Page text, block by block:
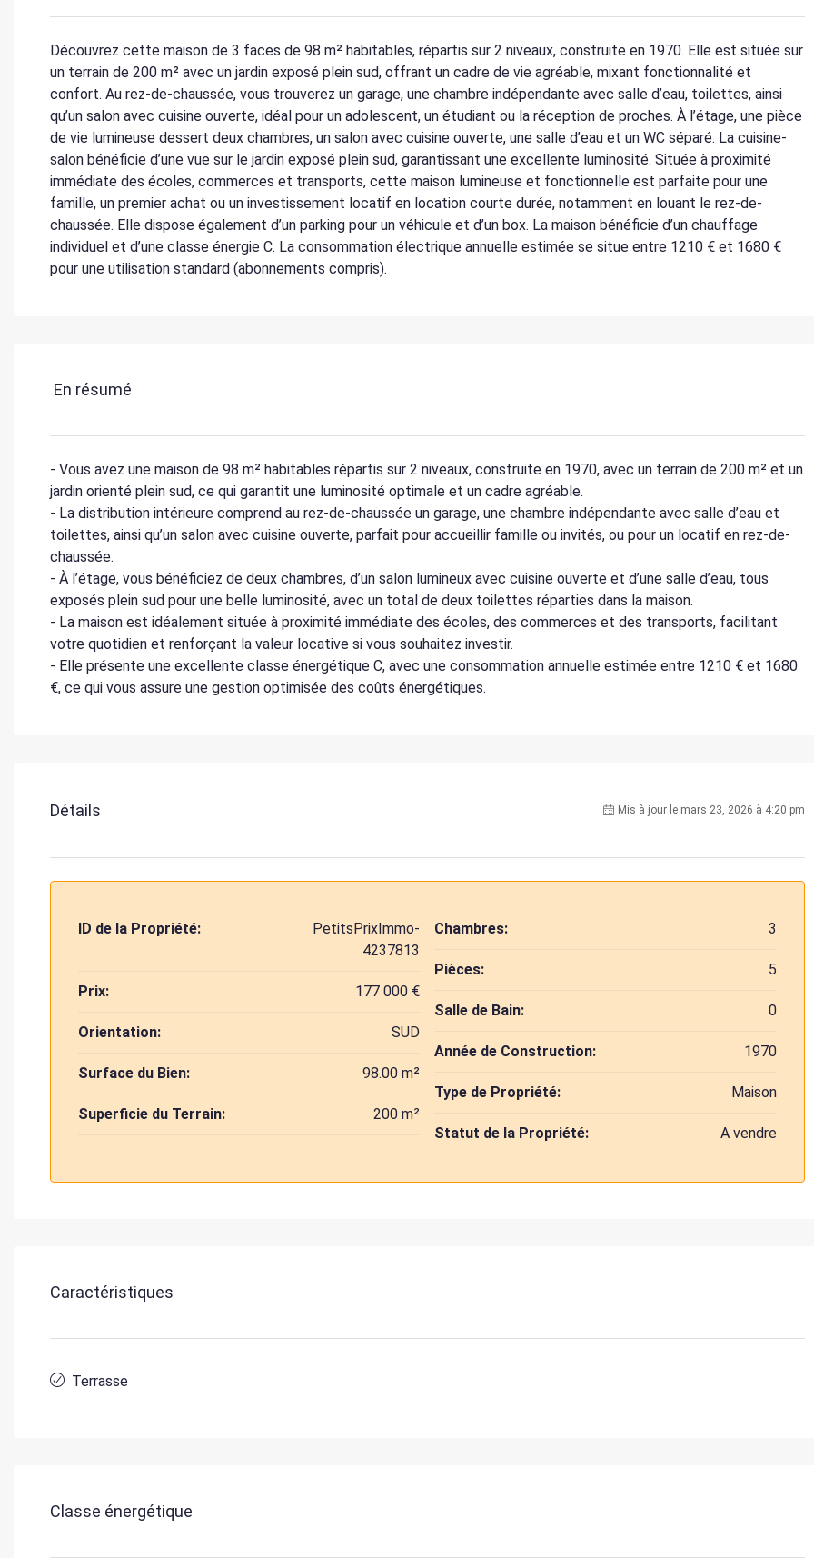
Découvrez cette maison de 3 faces de 98 m² habitables, répartis sur 2 niveaux, construite en 1970. Elle est située sur
un terrain de 200 m² avec un jardin exposé plein sud, offrant un cadre de vie agréable, mixant fonctionnalité et
confort. Au rez-de-chaussée, vous trouverez un garage, une chambre indépendante avec salle d’eau, toilettes, ainsi
qu’un salon avec cuisine ouverte, idéal pour un adolescent, un étudiant ou la réception de proches. À l’étage, une pièce
de vie lumineuse dessert deux chambres, un salon avec cuisine ouverte, une salle d’eau et un WC séparé. La cuisine-
salon bénéficie d’une vue sur le jardin exposé plein sud, garantissant une excellente luminosité. Située à proximité
immédiate des écoles, commerces et transports, cette maison lumineuse et fonctionnelle est parfaite pour une
famille, un premier achat ou un investissement locatif en location courte durée, notamment en louant le rez-de-
chaussée. Elle dispose également d’un parking pour un véhicule et d’un box. La maison bénéficie d’un chauffage
individuel et d’une classe énergie C. La consommation électrique annuelle estimée se situe entre 1210 € et 1680 €
pour une utilisation standard (abonnements compris).
En résumé
- Vous avez une maison de 98 m² habitables répartis sur 2 niveaux, construite en 1970, avec un terrain de 200 m² et un
jardin orienté plein sud, ce qui garantit une luminosité optimale et un cadre agréable.
- La distribution intérieure comprend au rez-de-chaussée un garage, une chambre indépendante avec salle d’eau et
toilettes, ainsi qu’un salon avec cuisine ouverte, parfait pour accueillir famille ou invités, ou pour un locatif en rez-de-
chaussée.
- À l’étage, vous bénéficiez de deux chambres, d’un salon lumineux avec cuisine ouverte et d’une salle d’eau, tous
exposés plein sud pour une belle luminosité, avec un total de deux toilettes réparties dans la maison.
- La maison est idéalement située à proximité immédiate des écoles, des commerces et des transports, facilitant
votre quotidien et renforçant la valeur locative si vous souhaitez investir.
- Elle présente une excellente classe énergétique C, avec une consommation annuelle estimée entre 1210 € et 1680
€, ce qui vous assure une gestion optimisée des coûts énergétiques.
Détails Mis à jour le mars 23, 2026 à 4:20 pm
ID de la Propriété:
PetitsPrixImmo-
4237813
Prix: 177 000 €
Orientation: SUD
Surface du Bien: 98.00 m²
Superficie du Terrain: 200 m²
Chambres: 3
Pièces: 5
Salle de Bain: 0
Année de Construction: 1970
Type de Propriété: Maison
Statut de la Propriété: A vendre
Caractéristiques
Terrasse
Classe énergétique